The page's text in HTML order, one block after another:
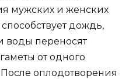
мужских и женских
дождь,
воды переносят
от одного
оплодотворения